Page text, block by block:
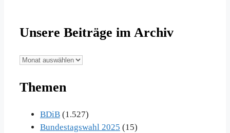
Unsere Beiträge im Archiv
Unsere
im
Themen
BDiB (1.527)
Bundestagswahl 2025 (15)